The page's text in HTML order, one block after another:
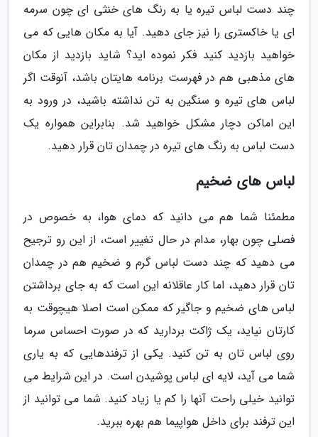
چند دست لباس تیره یا به رنگ های خنثی ای چون سرمه
ای یا خاکستری را نیز جای دهید. آیا به مکان هایی که می
خواهید بازدید کنید فکر نموده اید؟ شاید بازدید از مکان
های مذهبی هم در فهرست برنامه هایتان باشد، آنوقت اگر
لباس های تیره و سنگین به تن نداشته باشید، در ورود به
این اماکن دچار مشکل خواهید شد. بنابراین همواره یک
دست لباس به رنگ های تیره در چمدان تان قرار دهید.
لباس های ضخیم
مطمئنا شما هم می دانید که دمای هوا، به خصوص در
فصلی چون بهار، مدام در حال تغییر است، از این رو ترجیح
می دهید که چند دست لباس گرم و ضخیم هم در چمدان
تان قرار دهید، اما کار عاقلانه این است که به جای برداشتن
لباس های ضخیم و جاگیر که ممکن است اصلا هیچوقت به
کارتان نیاید، یک ژاکت بردارید که در صورت احساس سرما
روی لباس تان به تن کنید. یکی از ترفندهایی که به یاری
شما می آید، لایه ای لباس پوشیدن است. در این شرایط می
توانید خیلی راحت آنها را کم یا زیاد کنید. شما می توانید از
این ترفند برای داخل هواپیما هم بهره ببرید.